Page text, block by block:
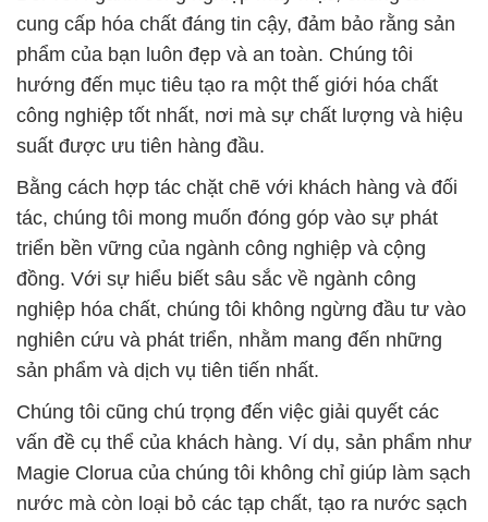
cung cấp hóa chất đáng tin cậy, đảm bảo rằng sản
phẩm của bạn luôn đẹp và an toàn. Chúng tôi
hướng đến mục tiêu tạo ra một thế giới hóa chất
công nghiệp tốt nhất, nơi mà sự chất lượng và hiệu
suất được ưu tiên hàng đầu.
Bằng cách hợp tác chặt chẽ với khách hàng và đối
tác, chúng tôi mong muốn đóng góp vào sự phát
triển bền vững của ngành công nghiệp và cộng
đồng. Với sự hiểu biết sâu sắc về ngành công
nghiệp hóa chất, chúng tôi không ngừng đầu tư vào
nghiên cứu và phát triển, nhằm mang đến những
sản phẩm và dịch vụ tiên tiến nhất.
Chúng tôi cũng chú trọng đến việc giải quyết các
vấn đề cụ thể của khách hàng. Ví dụ, sản phẩm như
Magie Clorua của chúng tôi không chỉ giúp làm sạch
nước mà còn loại bỏ các tạp chất, tạo ra nước sạch